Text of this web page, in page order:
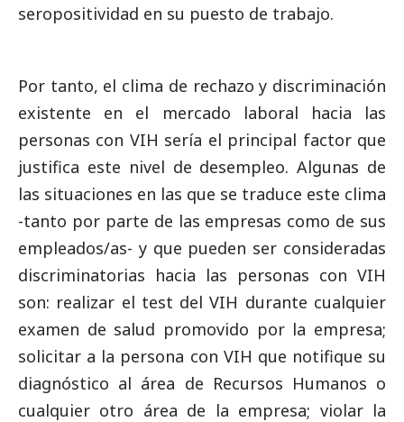
seropositividad en su puesto de trabajo.
Por tanto, el clima de rechazo y discriminación
existente en el mercado laboral hacia las
personas con VIH sería el principal factor que
justifica este nivel de desempleo. Algunas de
las situaciones en las que se traduce este clima
-tanto por parte de las empresas como de sus
empleados/as- y que pueden ser consideradas
discriminatorias hacia las personas con VIH
son: realizar el test del VIH durante cualquier
examen de salud promovido por la empresa;
solicitar a la persona con VIH que notifique su
diagnóstico al área de Recursos Humanos o
cualquier otro área de la empresa; violar la